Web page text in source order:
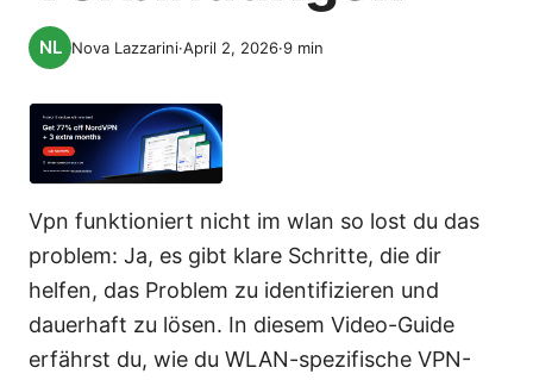
Nova Lazzarini·April 2, 2026·9 min
Vpn funktioniert nicht im wlan so lost du das
problem: Ja, es gibt klare Schritte, die dir
helfen, das Problem zu identifizieren und
dauerhaft zu lösen. In diesem Video-Guide
erfährst du, wie du WLAN-spezifische VPN-